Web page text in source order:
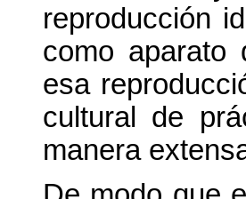
reproducción
como aparato
esa
cultural de
manera